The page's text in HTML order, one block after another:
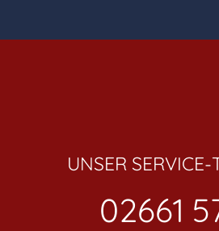
UNSER SERVICE-
02661